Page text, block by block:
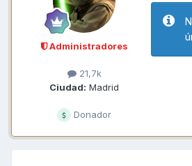
Administradores
21,7k
Ciudad: Madrid
Donador